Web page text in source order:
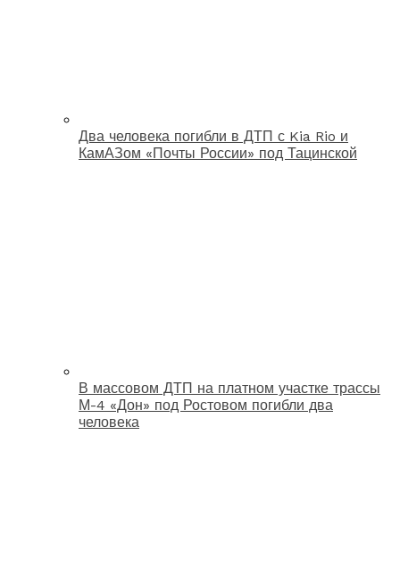
Два человека погибли в ДТП с Kia Rio и
КамАЗом «Почты России» под Тацинской
В массовом ДТП на платном участке трассы
М-4 «Дон» под Ростовом погибли два
человека